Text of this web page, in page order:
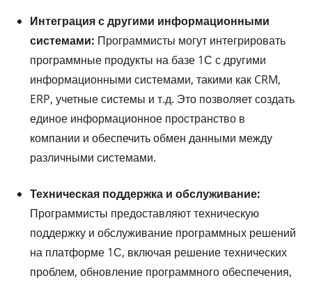
Интеграция с другими информационными
системами: Программисты могут интегрировать
программные продукты на базе 1С с другими
информационными системами, такими как CRM,
ERP, учетные системы и т.д. Это позволяет создать
единое информационное пространство в
компании и обеспечить обмен данными между
различными системами.
Техническая поддержка и обслуживание:
Программисты предоставляют техническую
поддержку и обслуживание программных решений
на платформе 1С, включая решение технических
проблем, обновление программного обеспечения,